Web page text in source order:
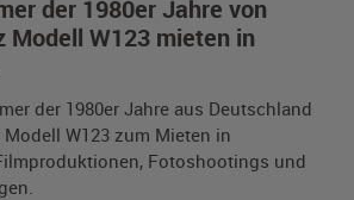
der 1980er Jahre von
Modell W123 mieten in
der 1980er Jahre aus Deutschland
W123 zum Mieten in
Fotoshootings und